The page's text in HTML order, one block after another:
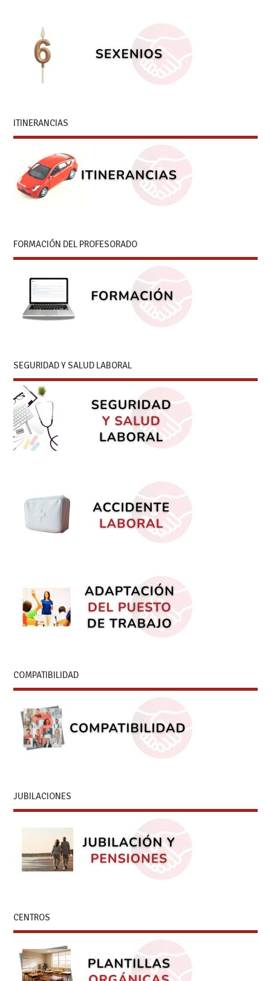
ITINERANCIAS
FORMACIÓN DEL PROFESORADO
SEGURIDAD Y SALUD LABORAL
COMPATIBILIDAD
JUBILACIONES
CENTROS